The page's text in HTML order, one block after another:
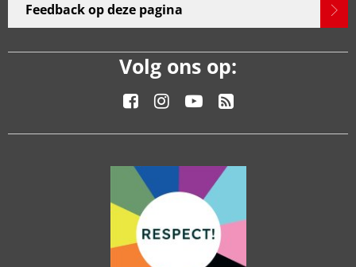
Feedback op deze pagina
Volg ons op: